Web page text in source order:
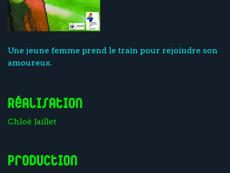
Une jeune femme prend le train pour rejoindre son
amoureux.
Réalisation
Chloé Jaillet
Production